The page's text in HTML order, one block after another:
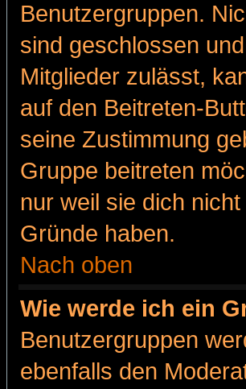
Benutzergruppen.
sind geschlossen
Mitglieder zulässt,
auf den Beitreten-
seine Zustimmung
Gruppe beitreten
nur weil sie dich
Gründe haben.
Nach oben
Wie werde ich ein
Benutzergruppen
ebenfalls den